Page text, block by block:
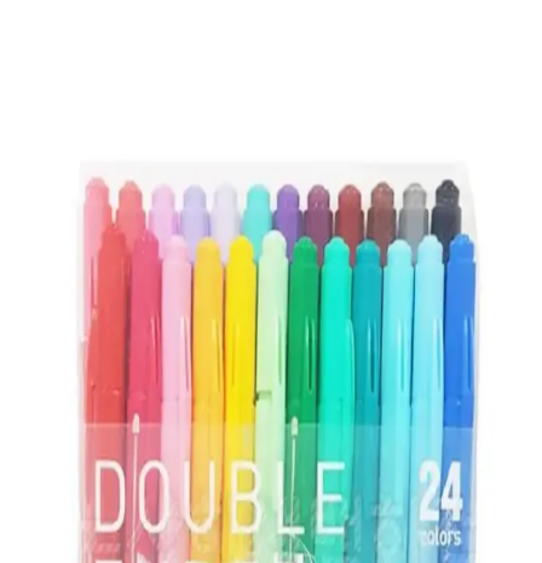
İki popüler Rotring kalemi olan Tikky 0.7mm mor ve Versatil mavi
kalemleri detaylı şekilde karşılaştırıyoruz. Performans, tasarım ve
kullanıcı yorumlarıyla en iyi seçeneği belirleyin.
Faber Castell Grip Min 120li Tüp 2B 60mm Siyah
0.7 Uç Kalem Seti Profesyonel ve Amatör
Kullanıcılar İçin
Faber Castell'in yüksek kapasiteli 120'li tüp kalem uç seti,
ergonomik tasarımı ve 0.7 mm uç kalınlığıyla profesyonel ve amatör
kullanıcıların ihtiyaçlarına uygun, dayanıklı ve kullanışlı bir seçim
Serve Deep Kalem Karşılaştırması: Palmiye Desenli
Mekanik ve Metalik Rose Modelleri